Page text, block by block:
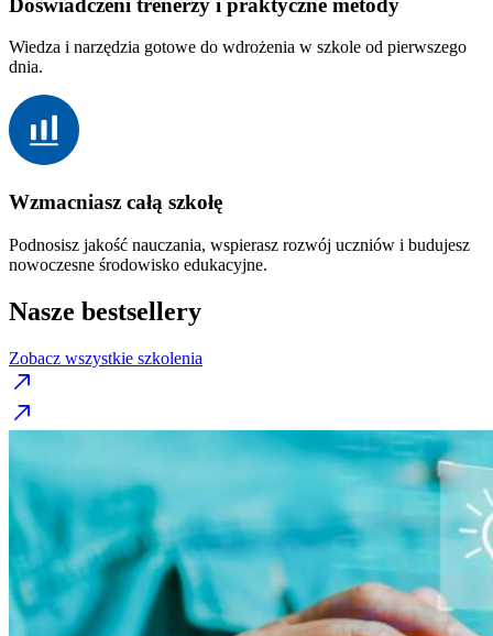
Wiedza i narzędzia gotowe do wdrożenia w szkole od pierwszego
dnia.
Wzmacniasz całą szkołę
Podnosisz jakość nauczania, wspierasz rozwój uczniów i budujesz
nowoczesne środowisko edukacyjne.
Nasze bestsellery
Zobacz wszystkie szkolenia